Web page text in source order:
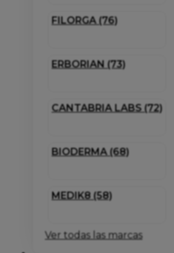
FILORGA (76)
ERBORIAN (73)
CANTABRIA LABS (72)
BIODERMA (68)
MEDIK8 (58)
Ver todas las marcas